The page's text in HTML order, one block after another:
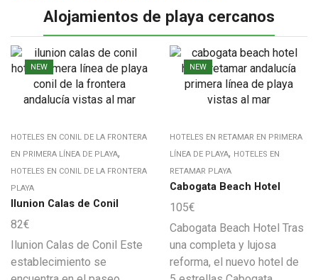
Alojamientos de playa cercanos
NEW
HOTELES EN CONIL DE LA FRONTERA
EN PRIMERA LÍNEA DE PLAYA,
HOTELES EN CONIL DE LA FRONTERA
PLAYA
Ilunion Calas de Conil
82€
Ilunion Calas de Conil Este
establecimiento se
NEW
HOTELES EN RETAMAR EN PRIMERA
LÍNEA DE PLAYA, HOTELES EN
RETAMAR PLAYA
Cabogata Beach Hotel
105€
Cabogata Beach Hotel Tras
una completa y lujosa
reforma, el nuevo hotel de